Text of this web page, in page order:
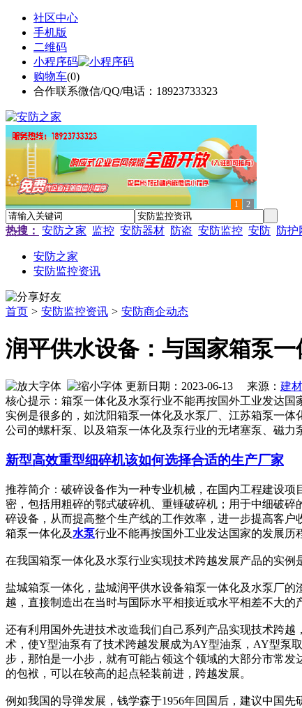
社区中心
手机版
二维码
小程序码
购物车(0)
合作联系微信/QQ/电话：18923733323
1 2
热搜： 安防之家 监控 安防器材 防盗 安防监控 安防 防护
安防之家
安防监控资讯
首页 > 安防监控资讯 > 安防商企动态
润平供水设备：与国家箱泵
更新日期：2023-06-13 来源： 建
核心提示：箱泵一体化及水泵行业不能再按国外工业发达
实例是很多的，如沈阳箱泵一体化及水泵厂、江苏箱泵一
公司的螺杆泵、以及箱泵一体化及泵行业的无堵塞泵、磁力
新型高效重型细碎机该如何选择合适的生产厂家
推荐简介：破碎设备作为一种专业机械，在国内工程建设
密，包括用粗碎的鄂式破碎机、重锤破碎机；用于中细破
碎设备，从而提高整个生产线的工作效率，进一步提高客户
箱泵一体化及 水泵行业不能再按国外工业发达国家的发展历
在我国箱泵一体化及水泵行业实现技术跨越发展产品的实
盐城箱泵一体化，盐城润平供水设备箱泵一体化及水泵厂的
越，直接制造出在当时与国际水平相接近或水平相差不大的
还有利用国外先进技术改造我们自己系列产品实现技术跨
术，使Y型油泵有了技术跨越发展成为AY型油泵，AY型泵
步，那怕是一小步，就有可能占领这个领域的大部分市常
的包袱，可以在较高的起点轻装前进，跨越发展。
例如我国的导弹发展，钱学森于1956年回国后，建议中国